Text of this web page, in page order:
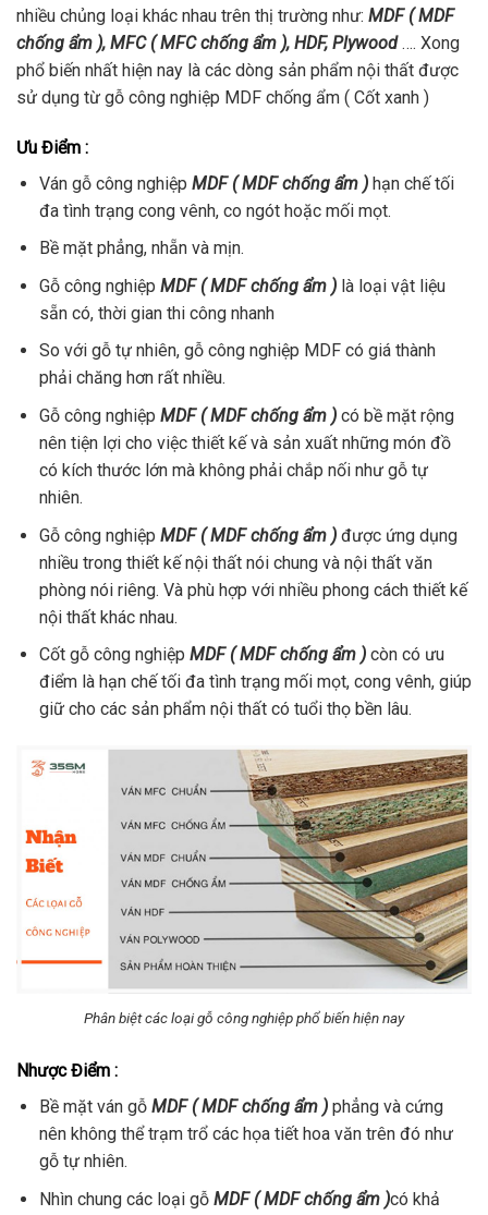
nhiều chủng loại khác nhau trên thị trường như: MDF ( MDF
chống ẩm ), MFC ( MFC chống ẩm ), HDF, Plywood…. Xong
phổ biến nhất hiện nay là các dòng sản phẩm nội thất được
sử dụng từ gỗ công nghiệp MDF chống ẩm ( Cốt xanh )
Ưu Điểm :
Ván gỗ công nghiệp MDF ( MDF chống ẩm )hạn chế tối
đa tình trạng cong vênh, co ngót hoặc mối mọt.
Bề mặt phẳng, nhẵn và mịn.
Gỗ công nghiệp MDF ( MDF chống ẩm )là loại vật liệu
sẵn có, thời gian thi công nhanh
So với gỗ tự nhiên, gỗ công nghiệp MDF có giá thành
phải chăng hơn rất nhiều.
Gỗ công nghiệp MDF ( MDF chống ẩm )có bề mặt rộng
nên tiện lợi cho việc thiết kế và sản xuất những món đồ
có kích thước lớn mà không phải chắp nối như gỗ tự
nhiên.
Gỗ công nghiệp MDF ( MDF chống ẩm )được ứng dụng
nhiều trong thiết kế nội thất nói chung và nội thất văn
phòng nói riêng. Và phù hợp với nhiều phong cách thiết kế
nội thất khác nhau.
Cốt gỗ công nghiệp MDF ( MDF chống ẩm )còn có ưu
điểm là hạn chế tối đa tình trạng mối mọt, cong vênh, giúp
giữ cho các sản phẩm nội thất có tuổi thọ bền lâu.
Phân biệt các loại gỗ công nghiệp phổ biến hiện nay
Nhược Điểm :
Bề mặt ván gỗ MDF ( MDF chống ẩm )phẳng và cứng
nên không thể trạm trổ các họa tiết hoa văn trên đó như
gỗ tự nhiên.
Nhìn chung các loại gỗ MDF ( MDF chống ẩm )có khả